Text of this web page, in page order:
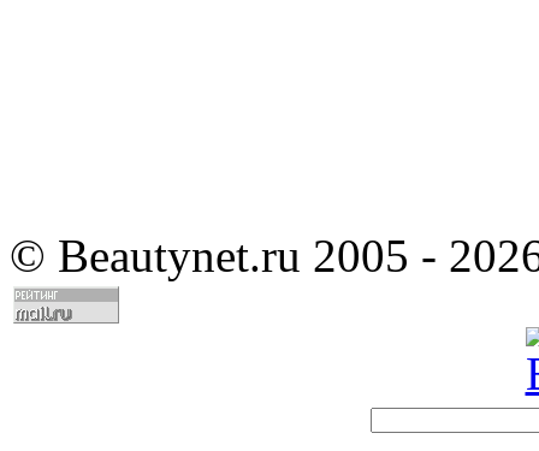
© Beautynet.ru 2005 -